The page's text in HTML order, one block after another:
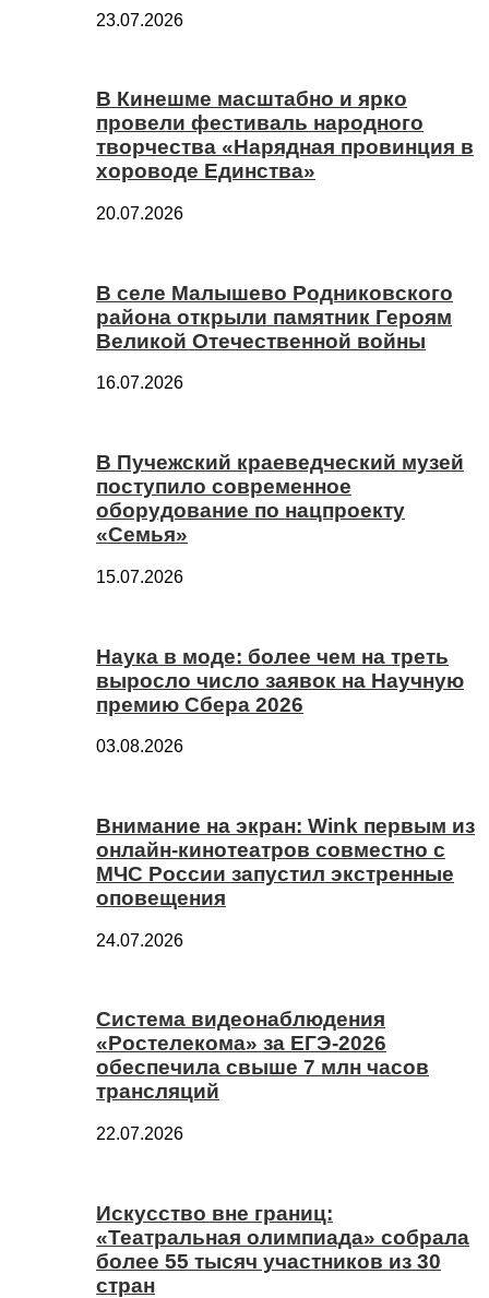
23.07.2026
В Кинешме масштабно и ярко
провели фестиваль народного
творчества «Нарядная провинция в
хороводе Единства»
20.07.2026
В селе Малышево Родниковского
района открыли памятник Героям
Великой Отечественной войны
16.07.2026
В Пучежский краеведческий музей
поступило современное
оборудование по нацпроекту
«Семья»
15.07.2026
Наука в моде: более чем на треть
выросло число заявок на Научную
премию Сбера 2026
03.08.2026
Внимание на экран: Wink первым из
онлайн-кинотеатров совместно с
МЧС России запустил экстренные
оповещения
24.07.2026
Система видеонаблюдения
«Ростелекома» за ЕГЭ-2026
обеспечила свыше 7 млн часов
трансляций
22.07.2026
Искусство вне границ:
«Театральная олимпиада» собрала
более 55 тысяч участников из 30
стран